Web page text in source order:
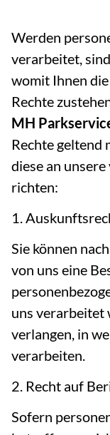
Werden
verarbeitet,
womit Ihnen
Rechte
MH
Rechte geltend
diese an
richten:
1.
Sie können
von uns eine
uns verarbeitet
verlangen, in
verarbeiten.
2. Recht auf
Sofern